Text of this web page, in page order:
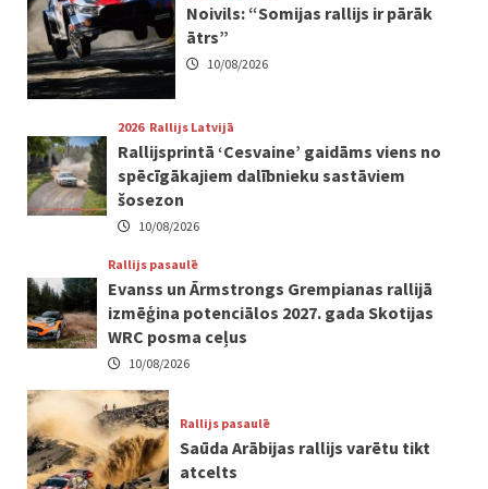
Noivils: “Somijas rallijs ir pārāk
ātrs”
10/08/2026
2026 Rallijs Latvijā
Rallijsprintā ‘Cesvaine’ gaidāms viens no
spēcīgākajiem dalībnieku sastāviem
šosezon
10/08/2026
Rallijs pasaulē
Evanss un Ārmstrongs Grempianas rallijā
izmēģina potenciālos 2027. gada Skotijas
WRC posma ceļus
10/08/2026
Rallijs pasaulē
Saūda Arābijas rallijs varētu tikt
atcelts